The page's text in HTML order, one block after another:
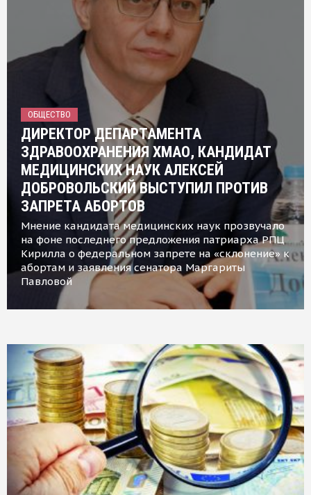
ОБЩЕСТВО
ДИРЕКТОР ДЕПАРТАМЕНТА
ЗДРАВООХРАНЕНИЯ ХМАО, КАНДИДАТ
МЕДИЦИНСКИХ НАУК АЛЕКСЕЙ
ДОБРОВОЛЬСКИЙ ВЫСТУПИЛ ПРОТИВ
ЗАПРЕТА АБОРТОВ
Мнение кандидата медицинских наук прозвучало
на фоне последнего предложения патриарха РПЦ
Кирилла о федеральном запрете на «склонение» к
абортам и заявления сенатора Маргариты
Павловой